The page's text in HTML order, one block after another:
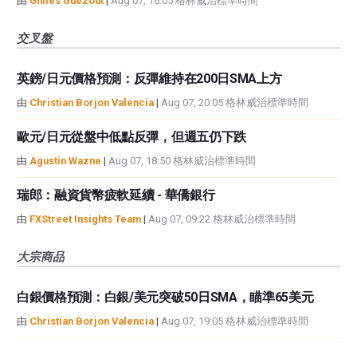
交叉盤
英鎊/日元價格預測：反彈維持在200日SMA上方
由 Christian Borjon Valencia | Aug 07, 20:05 格林威治標準時間
歐元/日元從盤中低點反彈，但週五仍下跌
由 Agustin Wazne | Aug 07, 18:50 格林威治標準時間
瑞郎：融資貨幣疲軟延續 - 華僑銀行
由 FXStreet Insights Team | Aug 07, 09:22 格林威治標準時間
大宗商品
白銀價格預測：白銀/美元突破50日SMA，瞄準65美元
由 Christian Borjon Valencia | Aug 07, 19:05 格林威治標準時間